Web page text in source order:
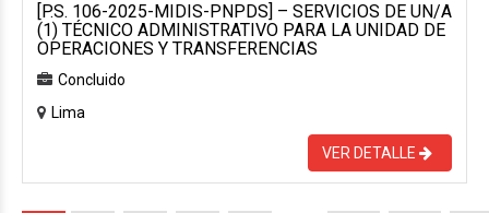
[P.S. 106-2025-MIDIS-PNPDS] – SERVICIOS DE UN/A
(1) TÉCNICO ADMINISTRATIVO PARA LA UNIDAD DE
OPERACIONES Y TRANSFERENCIAS
Concluido
Lima
VER DETALLE